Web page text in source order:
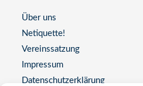
Über uns
Netiquette!
Vereinssatzung
Impressum
Datenschutzerklärung